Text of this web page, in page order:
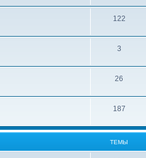
122
3
26
187
ТЕМЫ